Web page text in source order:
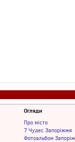
Огляди
Про місто
7 Чудес Запоріжжя
Фотоальбом